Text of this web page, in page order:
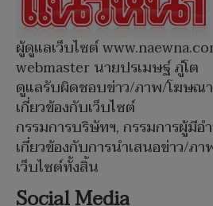
ผู้ดูแลเว็บไซต์
webmaster นายปรเมษฐ์ ภู่โต
ดูแลรับผิดชอบข่าว/ภาพ/โฆษณ
เกี่ยวข้องกับเว็บไซต์
กรรมการบริษัทฯ, กรรมการผู้มีอ
เกี่ยวข้องกับการนำเสนอข่าว/ภ
เว็บไซต์ทั้งสิ้น
Social Media